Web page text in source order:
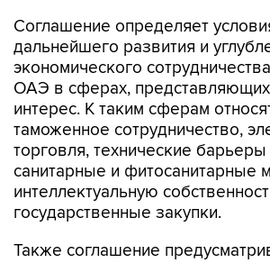
Соглашение определяет
дальнейшего развития и
экономического
ОАЭ в сферах,
интерес. К таким сферам
таможенное сотрудничество,
торговля, технические
санитарные и фитосанитарные
интеллектуальную
государственные закупки.
Также соглашение